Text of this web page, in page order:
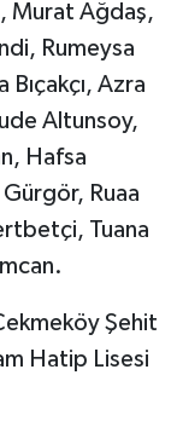
Murat Ağdaş,
Rumeysa
Azra
Altunsoy,
Hafsa
Ruaa
Tuana
Şehit
Hatip Lisesi